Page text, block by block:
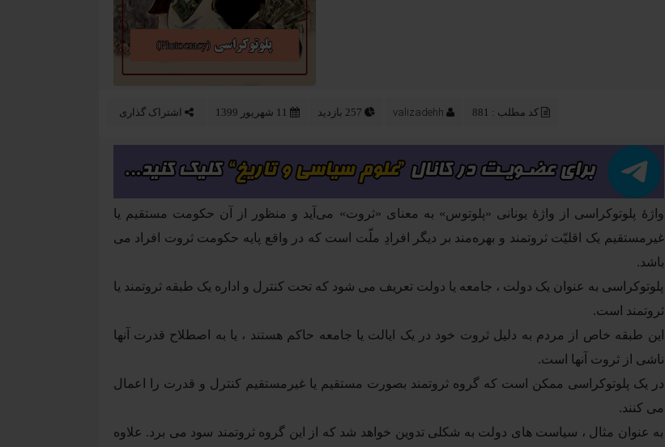
اشتراک گذاری valizadehh کد مطلب : 881
واژهٔ پلوتوکراسی از واژهٔ یونانی «پلوتوس» به معنای «ثروت» می‌آید و منظور از آن حکومت مستقیم یا
غیرمستقیم یک اقلیّت ثروتمند و بهره‌مند بر دیگر افرادِ ملّت است که در واقع پایه حکومت ثروت افراد می
باشد.
پلوتوکراسی به عنوان یک دولت ، جامعه یا دولت تعریف می شود که تحت کنترل و اداره یک طبقه ثروتمند یا
ثروتمند است.
این طبقه خاص از مردم به دلیل ثروت خود در یک ایالت یا جامعه حاکم هستند ، یا به اصطلاح قدرت آنها
ناشی از ثروت آنها است.
در یک پلوتوکراسی ممکن است که گروه ثروتمند بصورت مستقیم یا غیرمستقیم کنترل و قدرت را اعمال
می کنند.
به عنوان مثال ، سیاست های دولت به شکلی تدوین خواهد شد که از این گروه ثروتمند سود می برد. علاوه